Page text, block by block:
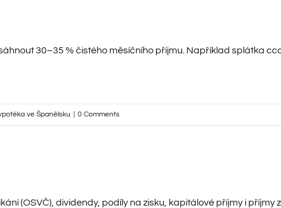
30–35 % čistého měsíčního příjmu. Například splátka
ve Španělsku 0 Comments
(OSVČ), dividendy, podíly na zisku, kapitálové příjmy i